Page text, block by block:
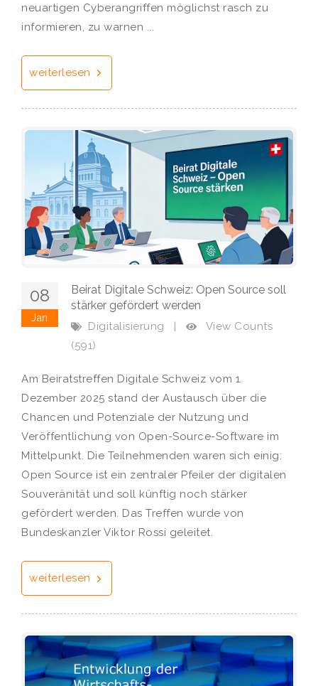
neuartigen Cyberangriffen möglichst rasch zu
informieren, zu warnen ...
weiterlesen
08
Jan
Beirat Digitale Schweiz: Open Source soll
stärker gefördert werden
Digitalisierung
View Counts
(591)
Am Beiratstreffen Digitale Schweiz vom 1.
Dezember 2025 stand der Austausch über die
Chancen und Potenziale der Nutzung und
Veröffentlichung von Open-Source-Software im
Mittelpunkt. Die Teilnehmenden waren sich einig:
Open Source ist ein zentraler Pfeiler der digitalen
Souveränität und soll künftig noch stärker
gefördert werden. Das Treffen wurde von
Bundeskanzler Viktor Rossi geleitet.
weiterlesen